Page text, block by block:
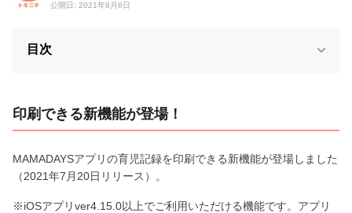
公開日: 2021年8月6日
目次
印刷できる新機能が登場！
MAMADAYSアプリの育児記録を印刷できる新機能が登場しました
（2021年7月20日リリース）。
※iOSアプリver4.15.0以上でご利用いただける機能です。アプリ